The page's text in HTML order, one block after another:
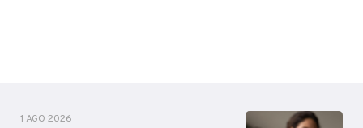
1 AGO 2026